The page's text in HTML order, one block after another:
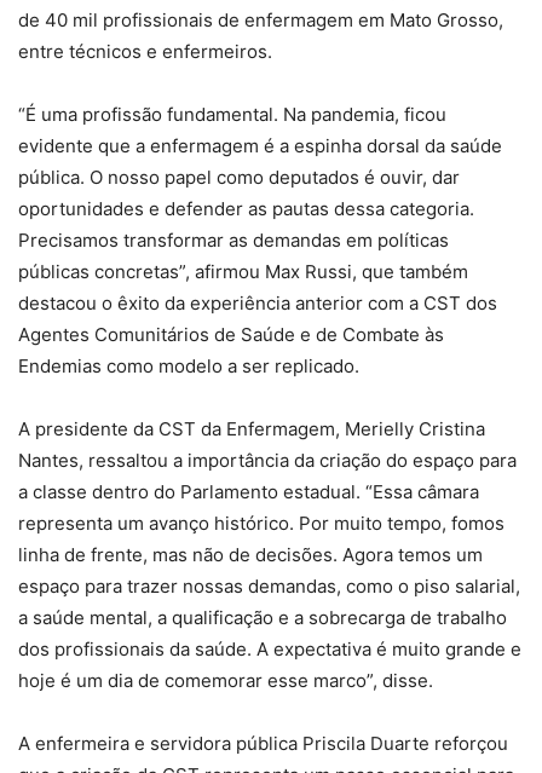
de 40 mil profissionais de enfermagem em Mato Grosso,
entre técnicos e enfermeiros.
“É uma profissão fundamental. Na pandemia, ficou
evidente que a enfermagem é a espinha dorsal da saúde
pública. O nosso papel como deputados é ouvir, dar
oportunidades e defender as pautas dessa categoria.
Precisamos transformar as demandas em políticas
públicas concretas”, afirmou Max Russi, que também
destacou o êxito da experiência anterior com a CST dos
Agentes Comunitários de Saúde e de Combate às
Endemias como modelo a ser replicado.
A presidente da CST da Enfermagem, Merielly Cristina
Nantes, ressaltou a importância da criação do espaço para
a classe dentro do Parlamento estadual. “Essa câmara
representa um avanço histórico. Por muito tempo, fomos
linha de frente, mas não de decisões. Agora temos um
espaço para trazer nossas demandas, como o piso salarial,
a saúde mental, a qualificação e a sobrecarga de trabalho
dos profissionais da saúde. A expectativa é muito grande e
hoje é um dia de comemorar esse marco”, disse.
A enfermeira e servidora pública Priscila Duarte reforçou